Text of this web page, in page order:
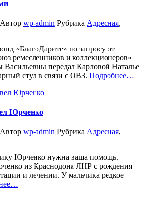
Автор wp-admin Рубрика Адресная,
«БлагоДарите» по запросу от
ремесленников и коллекционеров»
передал Карловой Наталье
стул в связи с ОВЗ. Подробнее«%s»
…
Юрченко
Автор wp-admin Рубрика Адресная,
Юрченко нужна ваша помощь.
из Краснодона ЛНР с рождения
и лечении. У мальчика редкое
«%s»
…